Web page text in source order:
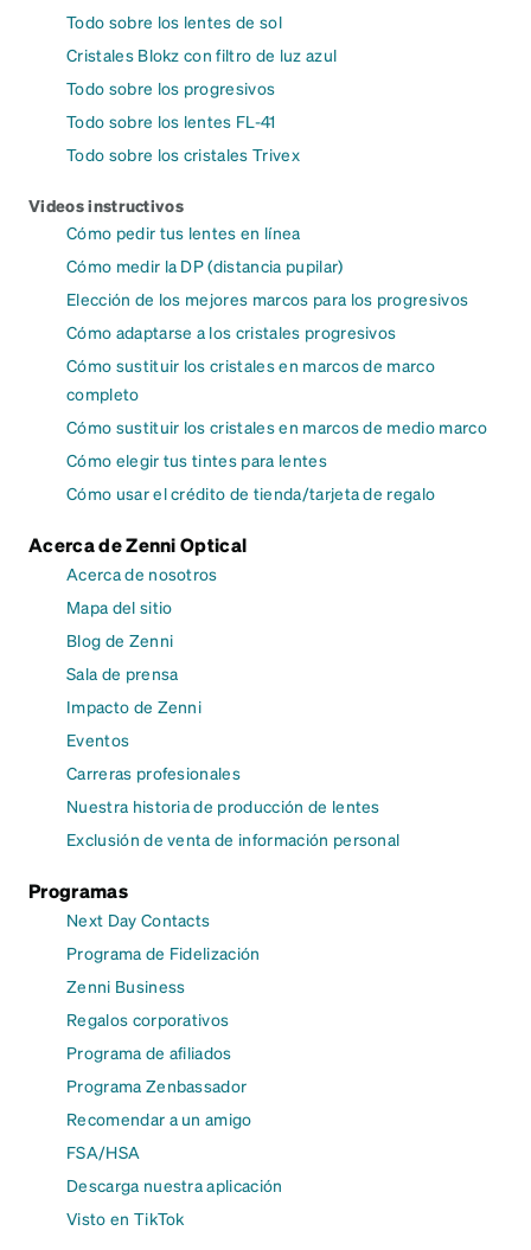
Todo sobre los lentes de sol
Cristales Blokz con filtro de luz azul
Todo sobre los progresivos
Todo sobre los lentes FL-41
Todo sobre los cristales Trivex
Videos instructivos
Cómo pedir tus lentes en línea
Cómo medir la DP (distancia pupilar)
Elección de los mejores marcos para los progresivos
Cómo adaptarse a los cristales progresivos
Cómo sustituir los cristales en marcos de marco
completo
Cómo sustituir los cristales en marcos de medio marco
Cómo elegir tus tintes para lentes
Cómo usar el crédito de tienda/tarjeta de regalo
Acerca de Zenni Optical
Acerca de nosotros
Mapa del sitio
Blog de Zenni
Sala de prensa
Impacto de Zenni
Eventos
Carreras profesionales
Nuestra historia de producción de lentes
Exclusión de venta de información personal
Programas
Next Day Contacts
Programa de Fidelización
Zenni Business
Regalos corporativos
Programa de afiliados
Programa Zenbassador
Recomendar a un amigo
FSA/HSA
Descarga nuestra aplicación
Visto en TikTok